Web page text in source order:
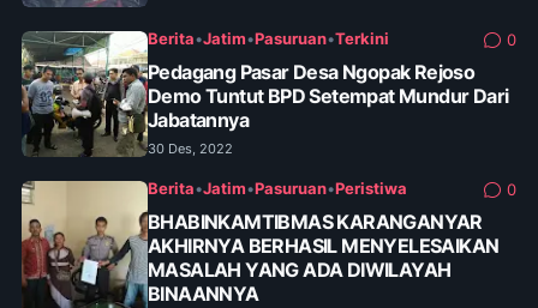
Berita•Jatim•Pasuruan•Terkini 0
Pedagang Pasar Desa Ngopak Rejoso
Demo Tuntut BPD Setempat Mundur Dari
Jabatannya
30 Des, 2022
Berita•Jatim•Pasuruan•Peristiwa 0
BHABINKAMTIBMAS KARANGANYAR
AKHIRNYA BERHASIL MENYELESAIKAN
MASALAH YANG ADA DIWILAYAH
BINAANNYA